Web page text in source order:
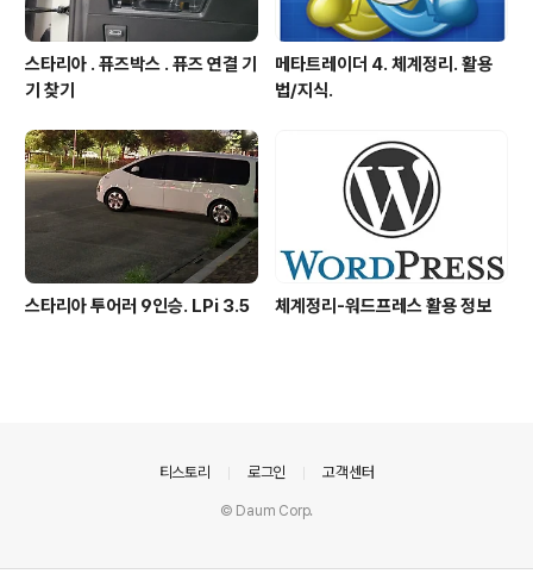
스타리아 . 퓨즈박스 . 퓨즈 연결 기
기 찾기
메타트레이더 4. 체계정리. 활용
법/지식.
스타리아 투어러 9인승. LPi 3.5 체계정리-워드프레스 활용 정보
티스토리 로그인 고객센터
© Daum Corp.